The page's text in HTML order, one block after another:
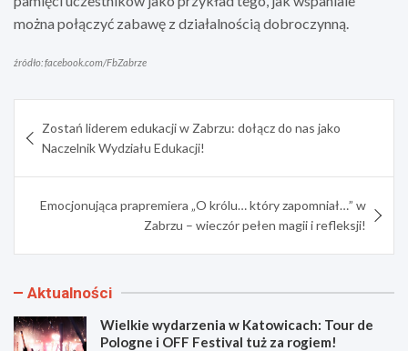
można połączyć zabawę z działalnością dobroczynną.
źródło: facebook.com/FbZabrze
wpisu
Zostań liderem edukacji w Zabrzu: dołącz do nas jako
Naczelnik Wydziału Edukacji!
Emocjonująca prapremiera „O królu… który zapomniał…” w
Zabrzu – wieczór pełen magii i refleksji!
Aktualności
Wielkie wydarzenia w Katowicach: Tour de
Pologne i OFF Festival tuż za rogiem!